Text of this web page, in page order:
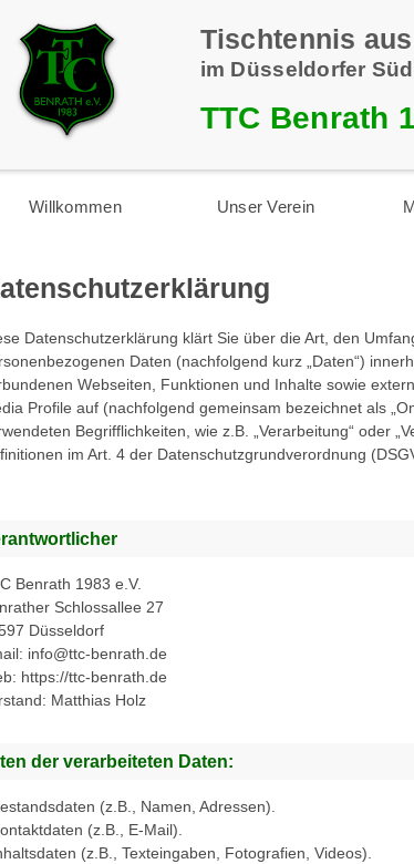
Tischtennis
im Düsseldorfer
TTC Benrath
Willkommen Unser Verein
Datenschutzerklärung klärt Sie über die Art, den
Daten (nachfolgend kurz „Daten“)
Webseiten, Funktionen und Inhalte sowie
Profile auf (nachfolgend gemeinsam bezeichnet als
Begrifflichkeiten, wie z.B. „Verarbeitung“ oder
im Art. 4 der Datenschutzgrundverordnung
Benrath 1983 e.V.
Schlossallee 27
Düsseldorf
info@ttc-benrath.de
https://ttc-benrath.de
Matthias Holz
der verarbeiteten Daten:
(z.B., Namen, Adressen).
(z.B., E-Mail).
(z.B., Texteingaben, Fotografien, Videos).